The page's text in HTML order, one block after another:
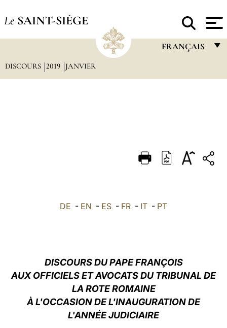
Le SAINT-SIÈGE
FRANÇAIS
DEUTSCH
العربيّة
DISCOURS 2019 JANVIER
DE - EN - ES - FR - IT - PT
DISCOURS DU PAPE FRANÇOIS
AUX OFFICIELS ET AVOCATS DU TRIBUNAL DE
LA ROTE ROMAINE
À L'OCCASION DE L'INAUGURATION DE
L'ANNÉEJUDICIAIRE